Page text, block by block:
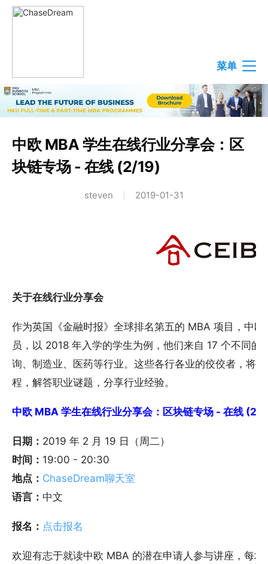
菜单
中欧 MBA 学生在线行业分享会：区
块链专场 - 在线 (2/19)
steven 2019-01-31
关于在线行业分享会
作为英国《金融时报》全球排名第五的 MBA 项目，中
员，以 2018 年入学的学生为例，他们来自 17 个不同的
询、制造业、医药等行业。这些各行各业的佼佼者，将
程，解答职业谜题，分享行业经验。
中欧 MBA 学生在线行业分享会：区块链专场 - 在线 (2/
日期： 2019 年 2 月 19 日（周二）
时间： 19:00 - 20:30
地点： ChaseDream聊天室
语言： 中文
报名： 点击报名
欢迎有志于就读中欧 MBA 的潜在申请人参与讲座，每